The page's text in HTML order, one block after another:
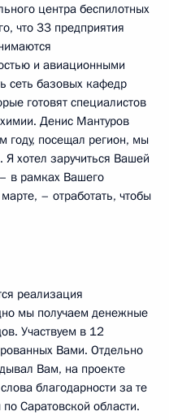
центра беспилотных
что 33 предприятия
и авиационными
сеть базовых кафедр
готовят специалистов
Денис Мантуров
году, посещал регион, мы
хотел заручиться Вашей
в рамках Вашего
– отработать, чтобы
реализация
мы получаем денежные
Участвуем в 12
Вами. Отдельно
Вам, на проекте
благодарности за те
Саратовской области.